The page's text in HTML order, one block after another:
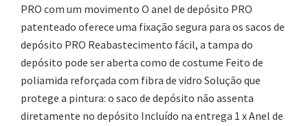
PRO com um movimento O anel de depósito PRO
patenteado oferece uma fixação segura para os sacos de
depósito PRO Reabastecimento fácil, a tampa do
depósito pode ser aberta como de costume Feito de
poliamida reforçada com fibra de vidro Solução que
protege a pintura: o saco de depósito não assenta
diretamente no depósito Incluído na entrega 1 x Anel de